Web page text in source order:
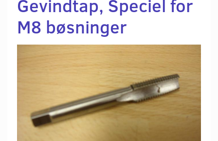
Gevindtap, Speciel for
M8 bøsninger